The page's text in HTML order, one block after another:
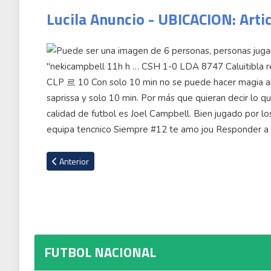
Lucila Anuncio - UBICACION:
Artículo anterior: Las palabras de Jafet Soto para felicitar a
Anterior
FUTBOL NACIONAL